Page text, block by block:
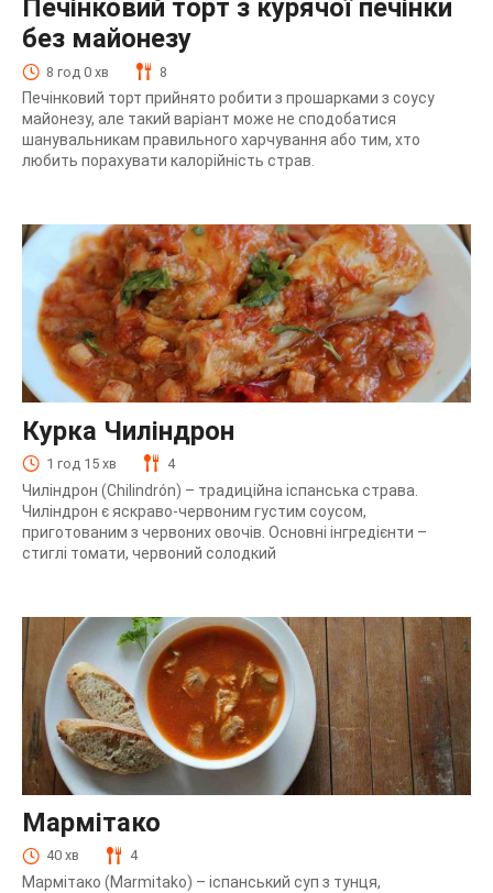
Печінковий торт з курячої печінки
без майонезу
8 год 0 хв 8
Печінковий торт прийнято робити з прошарками з соусу
майонезу, але такий варіант може не сподобатися
шанувальникам правильного харчування або тим, хто
любить порахувати калорійність страв.
Курка Чиліндрон
1 год 15 хв 4
Чиліндрон (Chilindrón) – традиційна іспанська страва.
Чиліндрон є яскраво-червоним густим соусом,
приготованим з червоних овочів. Основні інгредієнти –
стиглі томати, червоний солодкий
Мармітако
40 хв 4
Мармітако (Marmitako) – іспанський суп з тунця,